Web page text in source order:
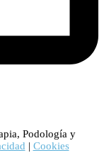
Podología y
| Cookies